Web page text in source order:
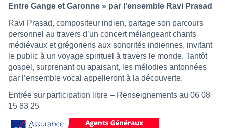
Entre Gange et Garonne » par l’ensemble Ravi Prasad
Ravi Prasad, compositeur indien, partage son parcours
personnel au travers d’un concert mélangeant chants
médiévaux et grégoriens aux sonorités indiennes, invitant
le public à un voyage spirituel à travers le monde. Tantôt
gospel, surprenant ou apaisant, les mélodies antonnées
par l’ensemble vocal appelleront à la découverte.
Entrée sur participation libre – Renseignements au 06 08
15 83 25